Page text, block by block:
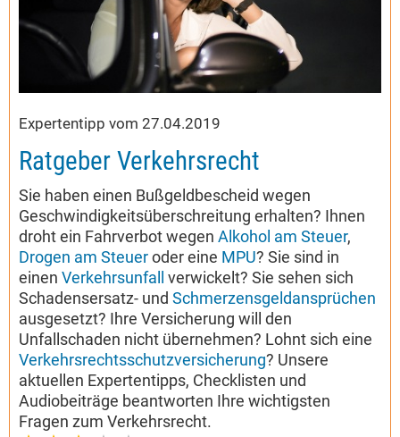
Expertentipp vom 27.04.2019
Ratgeber Verkehrsrecht
Sie haben einen Bußgeldbescheid wegen
Geschwindigkeitsüberschreitung erhalten? Ihnen
droht ein Fahrverbot wegen Alkohol am Steuer,
Drogen am Steueroder eine MPU? Sie sind in
einen Verkehrsunfall
verwickelt? Sie sehen sich
Schadensersatz- und Schmerzensgeldansprüchen
ausgesetzt? Ihre Versicherung will den
Unfallschaden nicht übernehmen? Lohnt sich eine
Verkehrsrechtsschutzversicherung? Unsere
aktuellen Expertentipps, Checklisten und
Audiobeiträge beantworten Ihre wichtigsten
Fragen zum Verkehrsrecht.